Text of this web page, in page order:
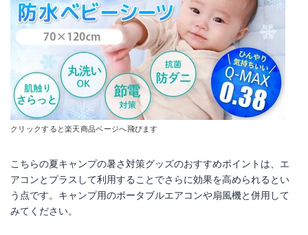
クリックすると楽天商品ページへ飛びます
こちらの夏キャンプの暑さ対策グッズのおすすめポイントは、エ
アコンとプラスして利用することでさらに効果を高められるとい
う点です。キャンプ用のポータブルエアコンや扇風機と併用して
みてください。